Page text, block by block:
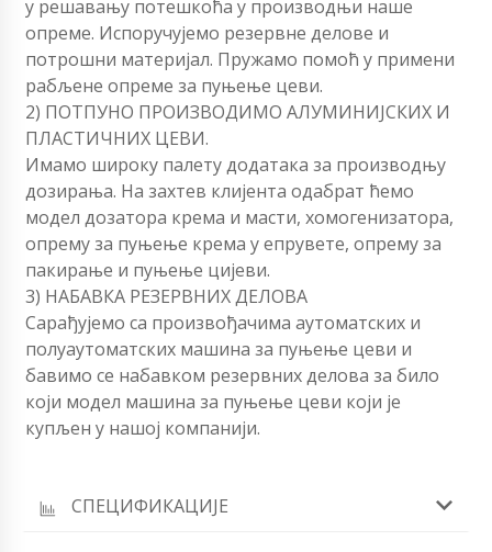
у решавању потешкоћа у производњи наше
опреме. Испоручујемо резервне делове и
потрошни материјал. Пружамо помоћ у примени
рабљене опреме за пуњење цеви.
2) ПОТПУНО ПРОИЗВОДИМО АЛУМИНИЈСКИХ И
ПЛАСТИЧНИХ ЦЕВИ.
Имамо широку палету додатака за производњу
дозирања. На захтев клијента одабрат ћемо
модел дозатора крема и масти, хомогенизатора,
опрему за пуњење крема у епрувете, опрему за
пакирање и пуњење цијеви.
3) НАБАВКА РЕЗЕРВНИХ ДЕЛОВА
Сарађујемо са произвођачима аутоматских и
полуаутоматских машина за пуњење цеви и
бавимо се набавком резервних делова за било
који модел машина за пуњење цеви који је
купљен у нашој компанији.
СПЕЦИФИКАЦИЈЕ